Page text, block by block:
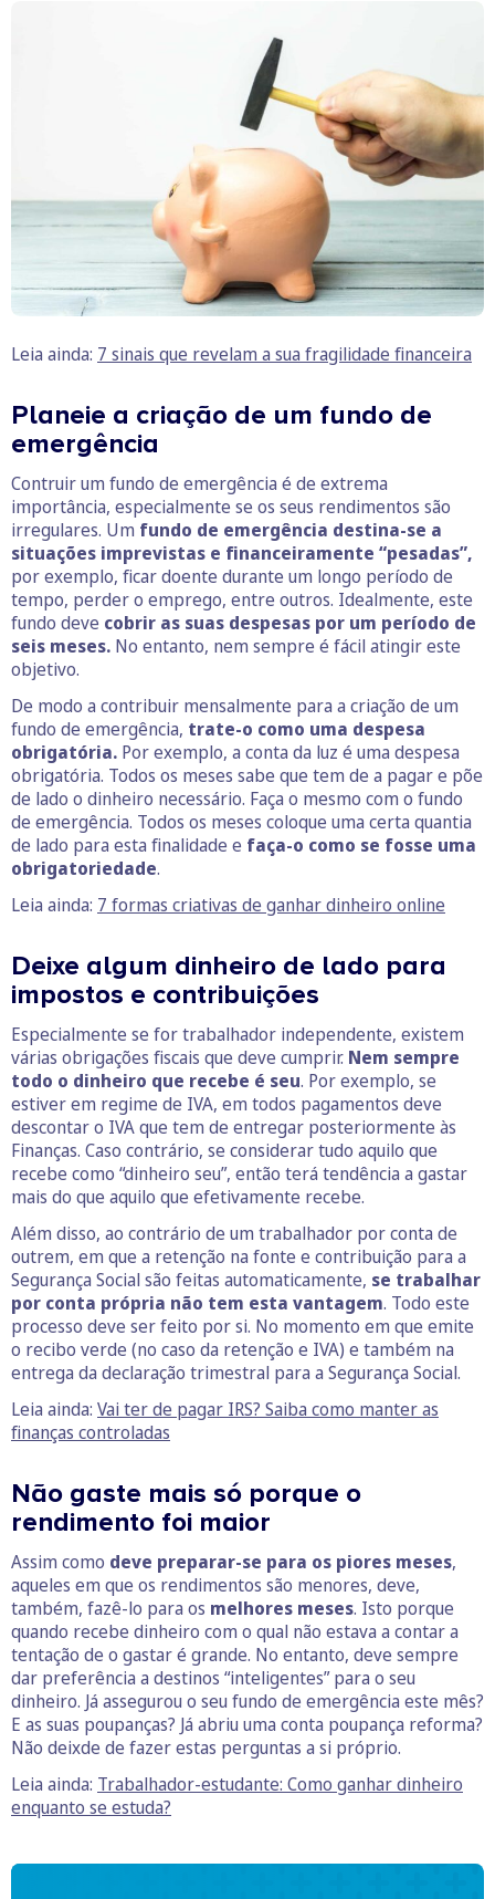
Leia ainda: 7 sinais que revelam a sua fragilidade financeira
Planeie a criação de um fundo de
emergência
Contruir um fundo de emergência é de extrema
importância, especialmente se os seus rendimentos são
irregulares. Um fundo de emergência destina-se a
situações imprevistas e financeiramente “pesadas”,
por exemplo, ficar doente durante um longo período de
tempo, perder o emprego, entre outros. Idealmente, este
fundo deve cobrir as suas despesas por um período de
seis meses. No entanto, nem sempre é fácil atingir este
objetivo.
De modo a contribuir mensalmente para a criação de um
fundo de emergência, trate-o como uma despesa
obrigatória. Por exemplo, a conta da luz é uma despesa
obrigatória. Todos os meses sabe que tem de a pagar e põe
de lado o dinheiro necessário. Faça o mesmo com o fundo
de emergência. Todos os meses coloque uma certa quantia
de lado para esta finalidade e faça-o como se fosse uma
obrigatoriedade.
Leia ainda: 7 formas criativas de ganhar dinheiro online
Deixe algum dinheiro de lado para
impostos e contribuições
Especialmente se for trabalhador independente, existem
várias obrigações fiscais que deve cumprir. Nem sempre
todo o dinheiro que recebe é seu. Por exemplo, se
estiver em regime de IVA, em todos pagamentos deve
descontar o IVA que tem de entregar posteriormente às
Finanças. Caso contrário, se considerar tudo aquilo que
recebe como “dinheiro seu”, então terá tendência a gastar
mais do que aquilo que efetivamente recebe.
Além disso, ao contrário de um trabalhador por conta de
outrem, em que a retenção na fonte e contribuição para a
Segurança Social são feitas automaticamente, se trabalhar
por conta própria não tem esta vantagem. Todo este
processo deve ser feito por si. No momento em que emite
o recibo verde (no caso da retenção e IVA) e também na
entrega da declaração trimestral para a Segurança Social.
Leia ainda: Vai ter de pagar IRS? Saiba como manter as
finanças controladas
Não gaste mais só porque o
rendimento foi maior
Assim como deve preparar-se para os piores meses,
aqueles em que os rendimentos são menores, deve,
também, fazê-lo para os melhores meses. Isto porque
quando recebe dinheiro com o qual não estava a contar a
tentação de o gastar é grande. No entanto, deve sempre
dar preferência a destinos “inteligentes” para o seu
dinheiro. Já assegurou o seu fundo de emergência este mês?
E as suas poupanças? Já abriu uma conta poupança reforma?
Não deixde de fazer estas perguntas a si próprio.
Leia ainda: Trabalhador-estudante: Como ganhar dinheiro
enquanto se estuda?